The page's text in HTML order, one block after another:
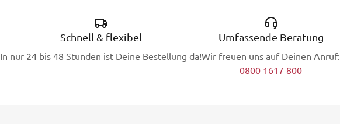
Schnell & flexibel
In nur 24 bis 48 Stunden ist Deine Bestellung da!
Umfassende Beratung
Wir freuen uns auf Deinen Anruf:
0800 1617 800